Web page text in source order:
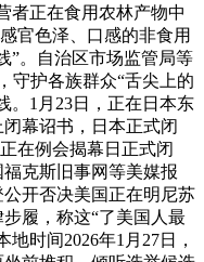
者正在食用农林产物中
官色泽、口感的非食用
”。自治区市场监管局等
守护各族群众“舌尖上的
。1月23日，正在日本东
幕诏书，日本正式闭
在例会揭幕日正式闭
克斯旧事网等美媒报
开否决美国正在明尼苏
履，称这“了美国人最
时间2026年1月27日，